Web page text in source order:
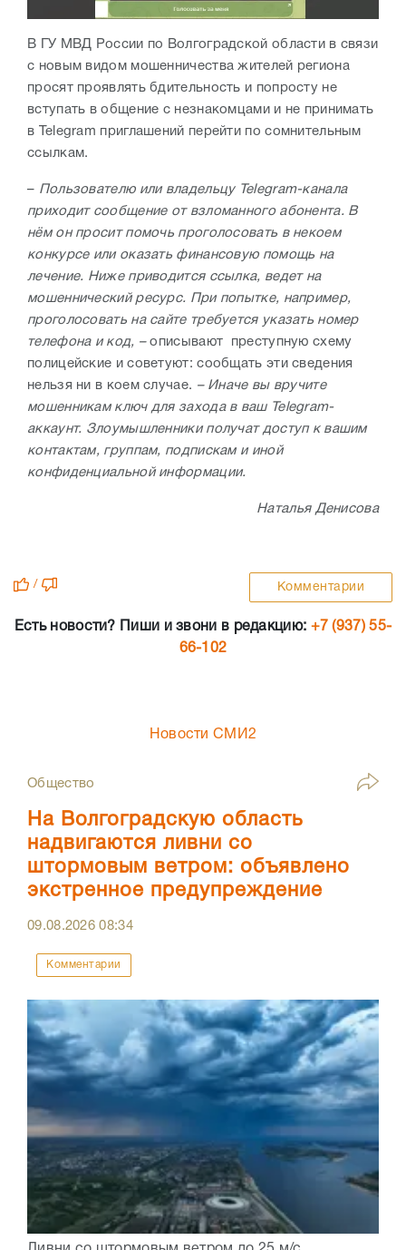
В ГУ МВД России по Волгоградской области в связи
с новым видом мошенничества жителей региона
просят проявлять бдительность и попросту не
вступать в общение с незнакомцами и не принимать
в Telegram приглашений перейти по сомнительным
ссылкам.
– Пользователю или владельцу Telegram-канала
приходит сообщение от взломанного абонента. В
нём он просит помочь проголосовать в некоем
конкурсе или оказать финансовую помощь на
лечение. Ниже приводится ссылка, ведет на
мошеннический ресурс. При попытке, например,
проголосовать на сайте требуется указать номер
телефона и код, –описывают преступную схему
полицейские и советуют: сообщать эти сведения
нельзя ни в коем случае. – Иначе вы вручите
мошенникам ключ для захода в ваш Telegram-
аккаунт. Злоумышленники получат доступ к вашим
контактам, группам, подпискам и иной
конфиденциальной информации.
Наталья Денисова
/ Комментарии
Есть новости? Пиши и звони в редакцию: +7 (937) 55-
66-102
Новости СМИ2
Общество
На Волгоградскую область
надвигаются ливни со
штормовым ветром: объявлено
экстренное предупреждение
09.08.202608:34
Комментарии